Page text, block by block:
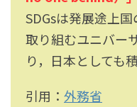
SDGsは発展途上
取り組むユニバー
り，日本としても
引用： 外務省